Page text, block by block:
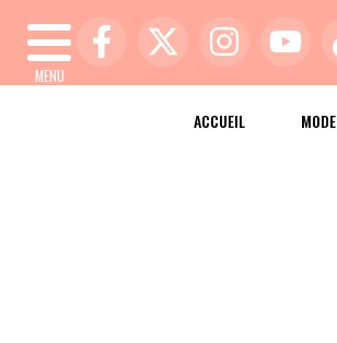
MENU
ACCUEIL MODE